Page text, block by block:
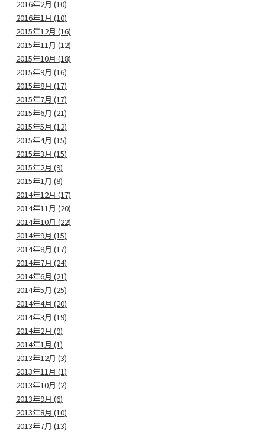
2016年2月 (10)
2016年1月 (10)
2015年12月 (16)
2015年11月 (12)
2015年10月 (18)
2015年9月 (16)
2015年8月 (17)
2015年7月 (17)
2015年6月 (21)
2015年5月 (12)
2015年4月 (15)
2015年3月 (15)
2015年2月 (9)
2015年1月 (8)
2014年12月 (17)
2014年11月 (20)
2014年10月 (22)
2014年9月 (15)
2014年8月 (17)
2014年7月 (24)
2014年6月 (21)
2014年5月 (25)
2014年4月 (20)
2014年3月 (19)
2014年2月 (9)
2014年1月 (1)
2013年12月 (3)
2013年11月 (1)
2013年10月 (2)
2013年9月 (6)
2013年8月 (10)
2013年7月 (13)